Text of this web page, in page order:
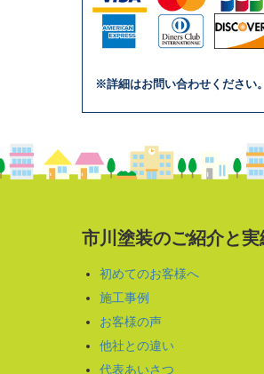
※詳細はお問い合わせください。
市川塗装のご紹介と実
初めてのお客様へ
施工事例
お客様の声
他社との違い
代表あいさつ